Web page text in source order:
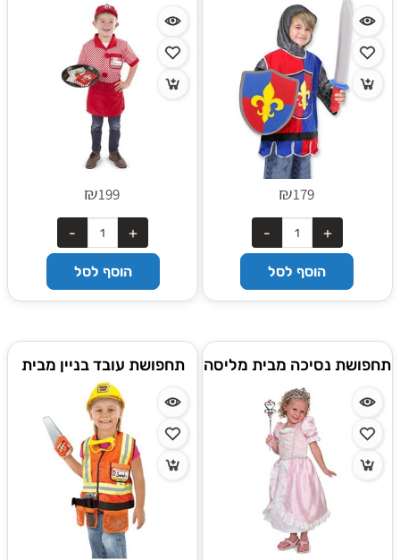
₪179
הוסף לסל
₪199
הוסף לסל
תחפושת נסיכה מבית מליסה
ודאג
תחפושת עובד בניין מבית
מליסה ודאג